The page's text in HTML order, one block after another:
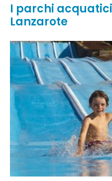
I parchi
Lanzarote